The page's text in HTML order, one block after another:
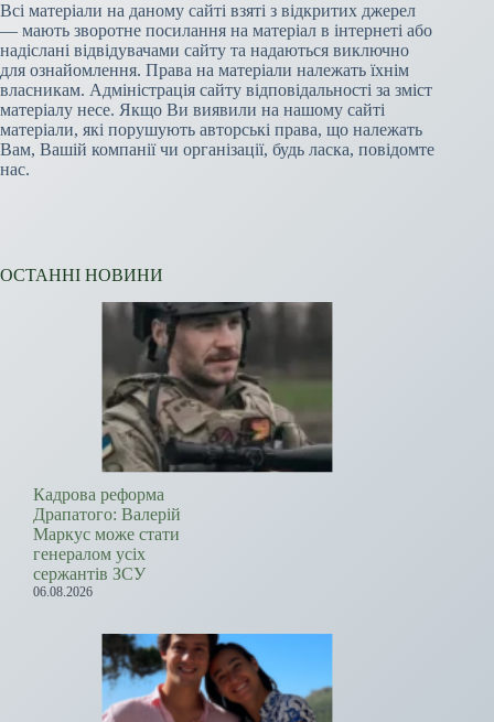
Всі матеріали на даному сайті взяті з відкритих джерел
— мають зворотне посилання на матеріал в інтернеті або
надіслані відвідувачами сайту та надаються виключно
для ознайомлення. Права на матеріали належать їхнім
власникам. Адміністрація сайту відповідальності за зміст
матеріалу несе. Якщо Ви виявили на нашому сайті
матеріали, які порушують авторські права, що належать
Вам, Вашій компанії чи організації, будь ласка, повідомте
нас.
ОСТАННІ НОВИНИ
Кадрова реформа
Драпатого: Валерій
Маркус може стати
генералом усіх
сержантів ЗСУ
06.08.2026